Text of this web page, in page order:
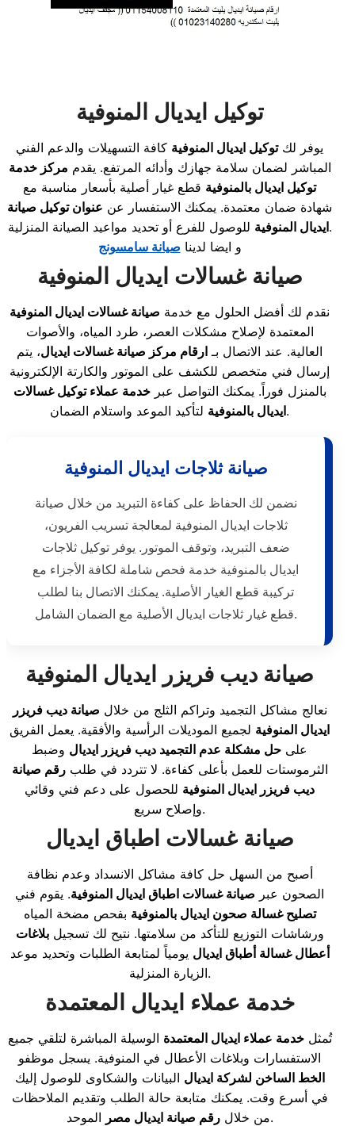
توكيل ايديال المنوفية
يوفر لكتوكيل ايديال المنوفية كافة التسهيلات والدعم الفني
المباشر لضمان سلامة جهازك وأدائه المرتفع. يقدم مركز خدمة
توكيل ايديال بالمنوفية قطع غيار أصلية بأسعار مناسبة مع
شهادة ضمان معتمدة. يمكنك الاستفسار عن عنوان توكيل صيانة
ايديال المنوفيةللوصول للفرع أو تحديد مواعيد الصيانة المنزلية.
و ايضا لدينا صيانة سامسونج
صيانة غسالات ايديال المنوفية
نقدم لك أفضل الحلول مع خدمة صيانة غسالات ايديال المنوفية
المعتمدة لإصلاح مشكلات العصر، طرد المياه، والأصوات
العالية. عند الاتصال بـ ارقام مركز صيانة غسالات ايديال، يتم
إرسال فني متخصص للكشف على الموتور والكارتة الإلكترونية
بالمنزل فوراً. يمكنك التواصل عبرخدمة عملاء توكيل غسالات
ايديال بالمنوفيةلتأكيد الموعد واستلام الضمان.
صيانة ثلاجات ايديال المنوفية
نضمن لك الحفاظ على كفاءة التبريد من خلال صيانة
ثلاجات ايديال المنوفية لمعالجة تسريب الفريون،
ضعف التبريد، وتوقف الموتور. يوفر توكيل ثلاجات
ايديال بالمنوفية خدمة فحص شاملة لكافة الأجزاء مع
تركيبة قطع الغيار الأصلية. يمكنك الاتصال بنا لطلب
قطع غيار ثلاجات ايديال الأصلية مع الضمان الشامل.
صيانة ديب فريزر ايديال المنوفية
نعالج مشاكل التجميد وتراكم الثلج من خلال صيانة ديب فريزر
ايديال المنوفية لجميع الموديلات الرأسية والأفقية. يعمل الفريق
على حل مشكلة عدم التجميد ديب فريزر ايديال وضبط
الثرموستات للعمل بأعلى كفاءة. لا تتردد في طلبرقم صيانة
ديب فريزر ايديال المنوفية للحصول على دعم فني وقائي
وإصلاح سريع.
صيانة غسالات اطباق ايديال
أصبح من السهل حل كافة مشاكل الانسداد وعدم نظافة
الصحون عبر صيانة غسالات اطباق ايديال المنوفية. يقوم فني
تصليح غسالة صحون ايديال بالمنوفية بفحص مضخة المياه
ورشاشات التوزيع للتأكد من سلامتها. نتيح لك تسجيلبلاغات
أعطال غسالة أطباق ايديال يومياً لمتابعة الطلبات وتحديد موعد
الزيارة المنزلية.
خدمة عملاء ايديال المعتمدة
تُمثلخدمة عملاء ايديال المعتمدة الوسيلة المباشرة لتلقي جميع
الاستفسارات وبلاغات الأعطال في المنوفية. يسجل موظفو
الخط الساخن لشركة ايديال البيانات والشكاوى للوصول إليك
في أسرع وقت. يمكنك متابعة حالة الطلب وتقديم الملاحظات
من خلالرقم صيانة ايديال مصر
الموحد.